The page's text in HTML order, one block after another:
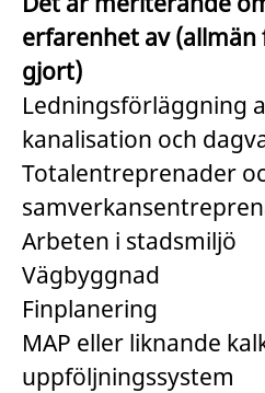
erfarenhet av
gjort)
Ledningsförläggning
kanalisation och
Totalentreprenader
Arbeten i stadsmiljö
Vägbyggnad
Finplanering
MAP eller liknande
uppföljningssystem